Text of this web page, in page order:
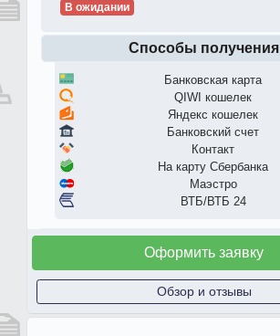
В ожидании
Способы получения
Банковская карта
QIWI кошелек
Яндекс кошелек
Банковский счет
Контакт
На карту Сбербанка
Маэстро
ВТБ/ВТБ 24
Оформить заявку
Обзор и отзывы